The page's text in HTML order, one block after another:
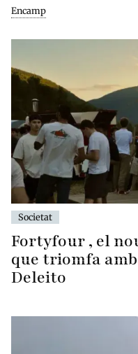
Encamp
Societat
Fortyfour , el
que triomfa
Deleito